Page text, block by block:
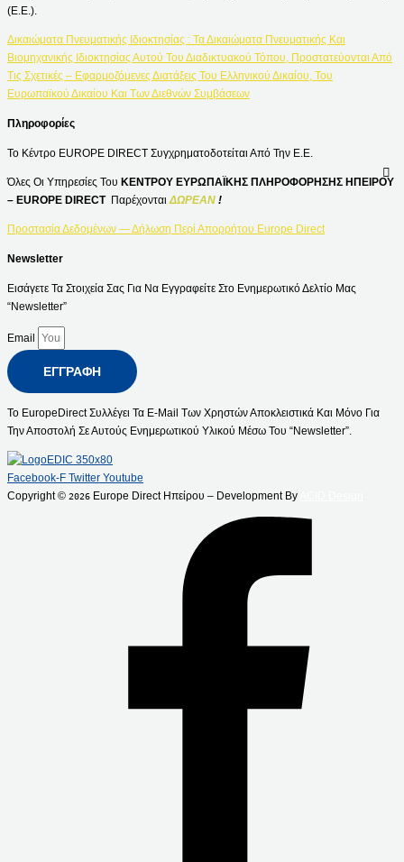
(Ε.Ε.).
Δικαιώματα Πνευματικής Ιδιοκτησίας : Τα Δικαιώματα Πνευματικής Και
Βιομηχανικής Ιδιοκτησίας Αυτού Του Διαδικτυακού Τόπου, Προστατεύονται Από
Τις Σχετικές – Εφαρμοζόμενες Διατάξεις Του Ελληνικού Δικαίου, Του
Ευρωπαϊκού Δικαίου Και Των Διεθνών Συμβάσεων
Πληροφορίες
Το Κέντρο EUROPE DIRECT Συγχρηματοδοτείται Από Την Ε.Ε.
Όλες Οι Υπηρεσίες Του ΚΕΝΤΡΟΥ ΕΥΡΩΠΑΪΚΗΣ ΠΛΗΡΟΦΟΡΗΣΗΣ ΗΠΕΙΡΟΥ
– EUROPE DIRECT Παρέχονται ΔΩΡΕΑΝ !
Προστασία Δεδομένων — Δήλωση Περί Απορρήτου Europe Direct
Newsletter
Εισάγετε Τα Στοιχεία Σας Για Να Εγγραφείτε Στο Ενημερωτικό Δελτίο Μας
“Newsletter”
Email
ΕΓΓΡΑΦΉ
Το EuropeDirect Συλλέγει Τα E-Mail Των Χρηστών Αποκλειστικά Και Μόνο Για
Την Αποστολή Σε Αυτούς Ενημερωτικού Υλικού Μέσω Του “Newsletter”.
Facebook-F Twitter Youtube
Copyright © 2026 Europe Direct Ηπείρου – Development By